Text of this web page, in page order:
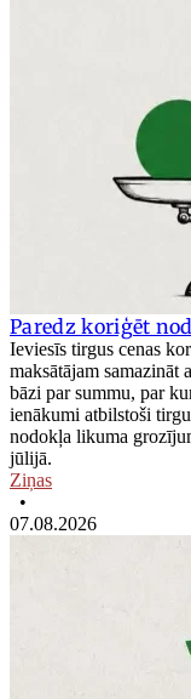
Paredz koriģēt
Ieviesīs tirgus cenas
maksātājam samazināt
bāzi par summu, par
ienākumi atbilstoši
nodokļa likuma
jūlijā.
Ziņas
•
07.08.2026